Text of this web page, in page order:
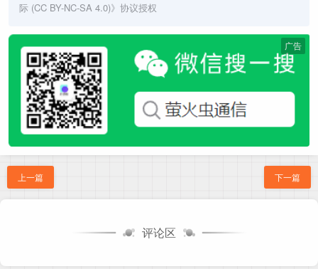
际 (CC BY-NC-SA 4.0)》协议授权
广告
上一篇 下一篇
评论区